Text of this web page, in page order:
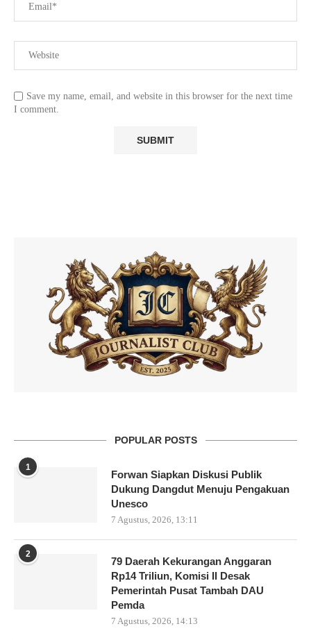
Save my name, email, and website in this browser for the next time
I comment.
POPULAR POSTS
1
Forwan Siapkan Diskusi Publik
Dukung Dangdut Menuju Pengakuan
Unesco
7 Agustus, 2026, 13:11
2
79 Daerah Kekurangan Anggaran
Rp14 Triliun, Komisi II Desak
Pemerintah Pusat Tambah DAU
Pemda
7 Agustus, 2026, 14:13